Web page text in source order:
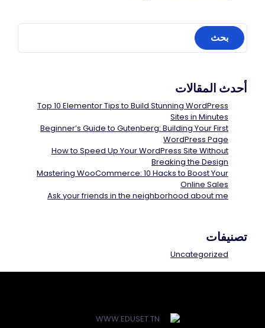
أحدث المقالات
Top 10 Elementor Tips to Build Stunning WordPress
Sites in Minutes
Beginner’s Guide to Gutenberg: Building Your First
WordPress Page
How to Speed Up Your WordPress Site Without
Breaking the Design
Mastering WooCommerce: 10 Hacks to Boost Your
Online Sales
Ask your friends in the neighborhood about me
تصنيفات
Uncategorized